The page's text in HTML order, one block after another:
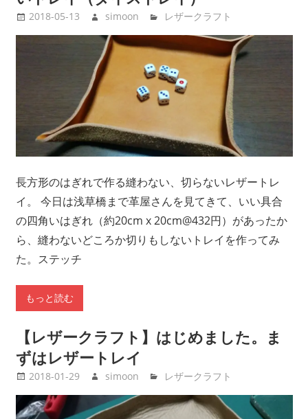
2018-05-13 simoon レザークラフト
長方形のはぎれで作る縫わない、切らないレザートレ
イ。 今日は浅草橋まで革屋さんを見てきて、いい具合
の四角いはぎれ（約20cm x 20cm@432円）があったか
ら、縫わないどころか切りもしないトレイを作ってみ
た。ステッチ
もっと読む
【レザークラフト】はじめました。ま
ずはレザートレイ
2018-01-29 simoon レザークラフト